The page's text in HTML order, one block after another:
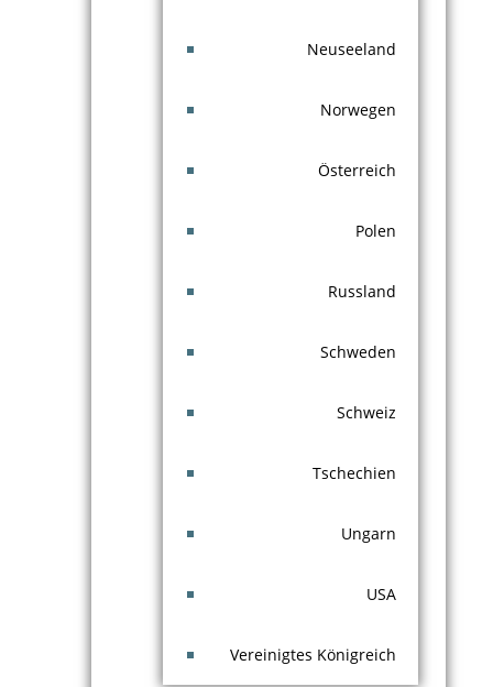
Neuseeland
Norwegen
Österreich
Polen
Russland
Schweden
Schweiz
Tschechien
Ungarn
USA
Vereinigtes Königreich